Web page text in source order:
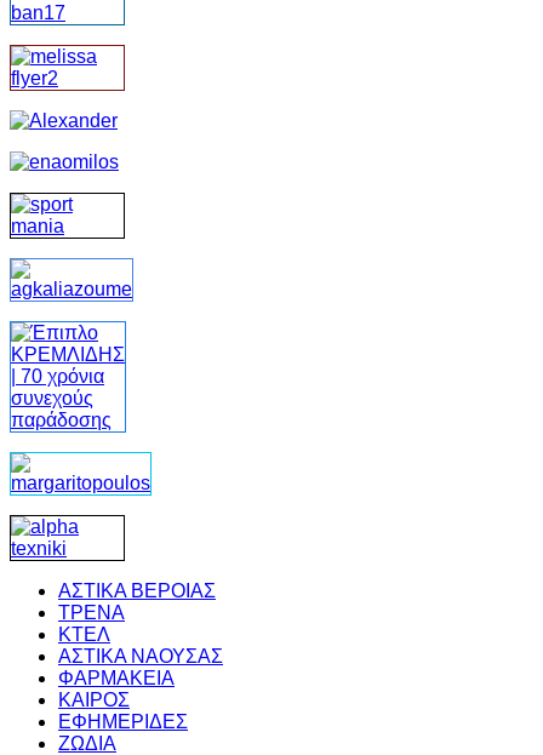
ΑΣΤΙΚΑ ΒΕΡΟΙΑΣ
ΤΡΕΝΑ
ΚΤΕΛ
ΑΣΤΙΚΑ ΝΑΟΥΣΑΣ
ΦΑΡΜΑΚΕΙΑ
ΚΑΙΡΟΣ
ΕΦΗΜΕΡΙΔΕΣ
ΖΩΔΙΑ